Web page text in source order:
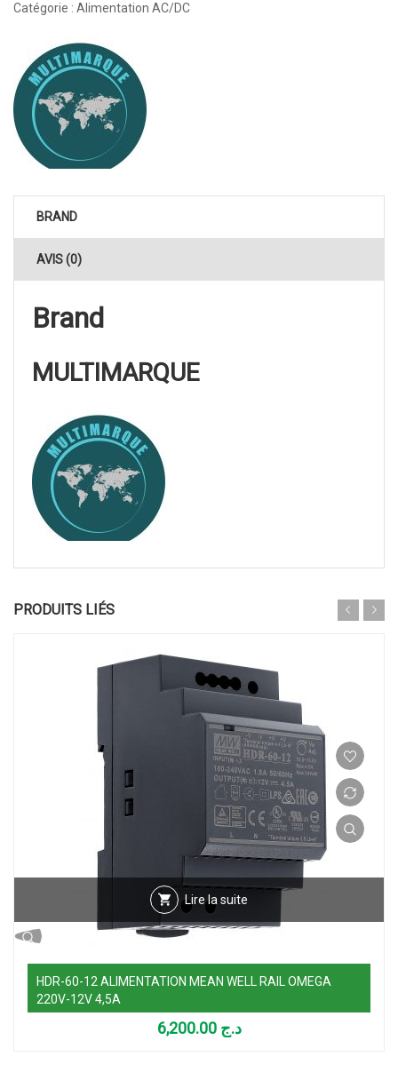
Catégorie : Alimentation AC/DC
BRAND
AVIS (0)
Brand
MULTIMARQUE
PRODUITS LIÉS
Lire la suite
HDR-60-12 ALIMENTATION MEAN WELL RAIL OMEGA
220V-12V 4,5A
د.ج 6,200.00